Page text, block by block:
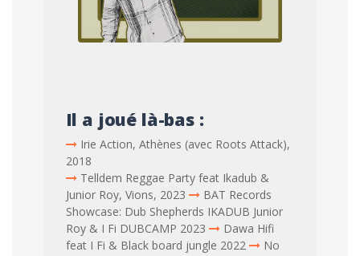
Il a joué là-bas :
Irie Action, Athènes (avec Roots Attack),
2018
Telldem Reggae Party feat Ikadub &
Junior Roy, Vions, 2023
BAT Records
Showcase: Dub Shepherds IKADUB Junior
Roy & I Fi DUBCAMP 2023
Dawa Hifi
feat I Fi & Black board jungle 2022
No